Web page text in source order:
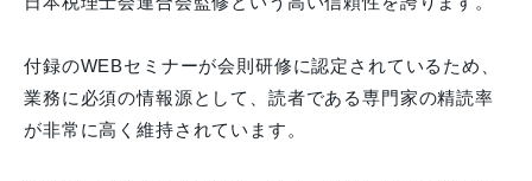
付録のWEBセミナーが会則研修に認定されているため、
業務に必須の情報源として、読者である専門家の精読率
が非常に高く維持されています。